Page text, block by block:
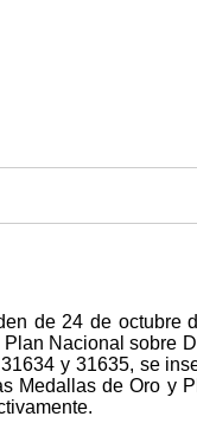
de 24 de octubre
Nacional sobre
y 31635, se
Medallas de Oro y